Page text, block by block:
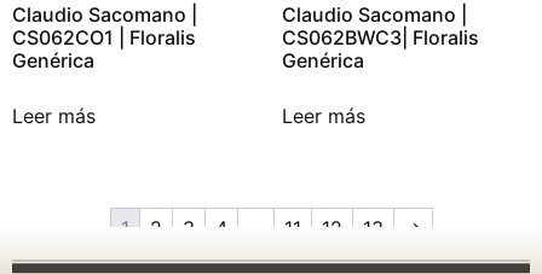
Claudio Sacomano |
CS062CO1 | Floralis
Genérica
Leer más
Claudio Sacomano |
CS062BWC3| Floralis
Genérica
Leer más
1 2 3 4 11 12 13 →